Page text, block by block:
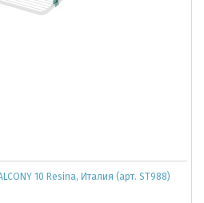
10 Resina, Италия (арт. ST988)